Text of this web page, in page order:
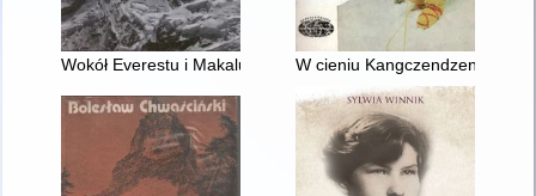
Wokół Everestu i Makalu : trasy i szczyty trekkingowe
W cieniu Kangczendzengi